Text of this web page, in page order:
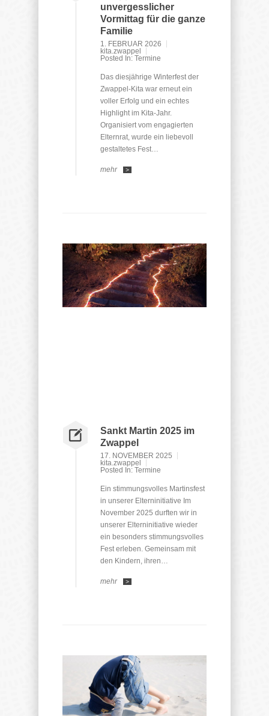
unvergesslicher
Vormittag für die ganze
Familie
1. FEBRUAR 2026
kita.zwappel
Posted In: Termine
Das diesjährige Winterfest der
Zwappel-Kita war erneut ein
voller Erfolg und ein echtes
Highlight im Kita-Jahr.
Organisiert vom engagierten
Elternrat, wurde ein liebevoll
gestaltetes Fest…
mehr >
Sankt Martin 2025 im
Zwappel
17. NOVEMBER 2025
kita.zwappel
Posted In: Termine
Ein stimmungsvolles Martinsfest
in unserer Elterninitiative Im
November 2025 durften wir in
unserer Elterninitiative wieder
ein besonders stimmungsvolles
Fest erleben. Gemeinsam mit
den Kindern, ihren…
mehr >